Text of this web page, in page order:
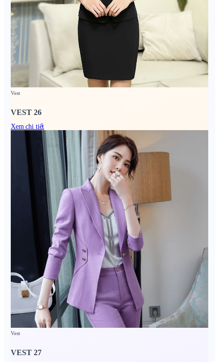
Vest
VEST 26
Xem chi tiết
Vest
VEST 27